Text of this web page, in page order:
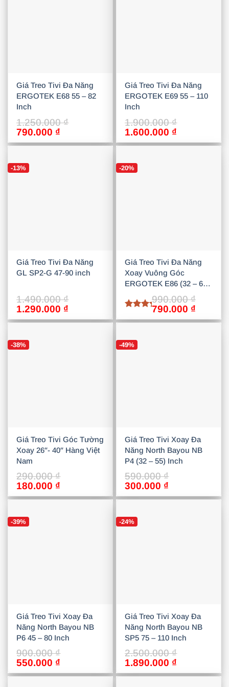
Giá Treo Tivi Đa Năng
ERGOTEK E68 55 – 82
Inch
1.250.000₫
Giá
gốc
1.250.000 ₫.
790.000 ₫
hiện
Giá Treo Tivi Đa Năng
ERGOTEK E69 55 – 110
Inch
1.900.000₫
Giá
gốc
1.900.000 ₫.
1.600.000 ₫
hiện
-13%
Giá Treo Tivi Đa Năng
GL SP2-G 47-90 inch
1.490.000₫
Giá
gốc
1.490.000 ₫.
1.290.000 ₫
hiện
1.290.000 ₫.
-20%
Giá Treo Tivi Đa Năng
Xoay Vuông Góc
ERGOTEK E86 (32 – 65)
xếp
5 sao
990.000₫
Giá
gốc
790.000 ₫Giá
hiện
-38%
Giá Treo Tivi Góc Tường
Xoay 26″- 40″ Hàng Việt
Nam
290.000₫
Giá
gốc
290.000 ₫.
180.000 ₫
hiện
-49%
Giá Treo Tivi Xoay Đa
Năng North Bayou NB
P4 (32 – 55) Inch
590.000₫
Giá
gốc
590.000 ₫.
300.000 ₫
hiện
-39%
Giá Treo Tivi Xoay Đa
Năng North Bayou NB
P6 45 – 80 Inch
900.000₫
Giá
gốc
550.000 ₫
hiện
-24%
Giá Treo Tivi Xoay Đa
Năng North Bayou NB
SP5 75 – 110 Inch
2.500.000₫
Giá
gốc
1.890.000 ₫
hiện